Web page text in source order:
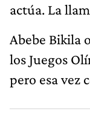
actúa. La
Abebe Bikila
los Juegos
pero esa vez